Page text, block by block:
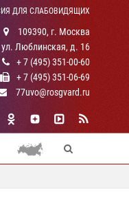
ДЛЯ СЛАБОВИДЯЩИХ
109390, г. Москва
ул. Люблинская, д. 16
+ 7 (495) 351-00-60
+ 7 (495) 351-06-69
77uvo@rosgvard.ru